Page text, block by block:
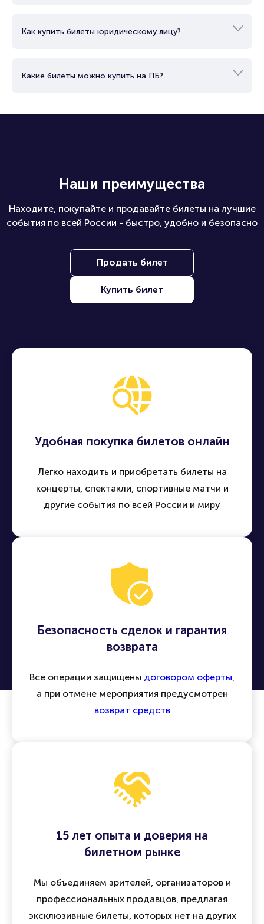
Как купить билеты юридическому лицу?
Какие билеты можно купить на ПБ?
Наши преимущества
Находите, покупайте и продавайте билеты на лучшие
события по всей России - быстро, удобно и безопасно
Продать билет
Купить билет
Удобная покупка билетов онлайн
Легко находить и приобретать билеты на
концерты, спектакли, спортивные матчи и
другие события по всей России и миру
Безопасность сделок и гарантия
возврата
Все операции защищены договором оферты,
а при отмене мероприятия предусмотрен
возврат средств
15 лет опыта и доверия на
билетном рынке
Мы объединяем зрителей, организаторов и
профессиональных продавцов, предлагая
эксклюзивные билеты, которых нет на других